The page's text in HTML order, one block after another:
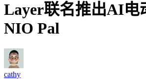
Layer联名推出AI电
NIO Pal
cathy